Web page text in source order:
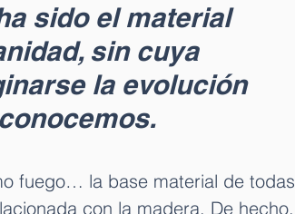
sido el material
sin cuya
la evolución
fuego… la base material de todas
con la madera. De hecho,